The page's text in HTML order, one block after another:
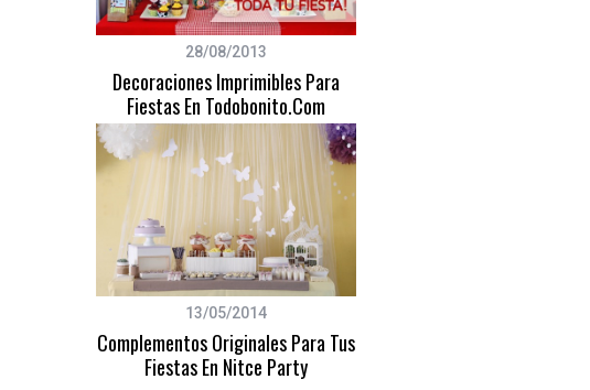
28/08/2013
Decoraciones Imprimibles Para
Fiestas En Todobonito.com
13/05/2014
Complementos Originales Para Tus
Fiestas En Nitce Party